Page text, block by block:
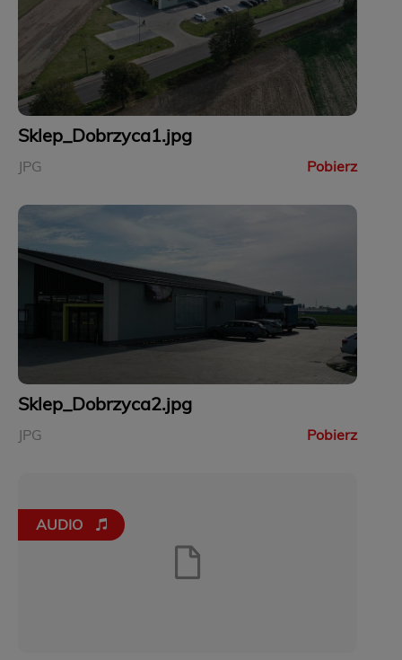
Sklep_Dobrzyca1.jpg
JPG Pobierz
Sklep_Dobrzyca2.jpg
JPG Pobierz
AUDIO